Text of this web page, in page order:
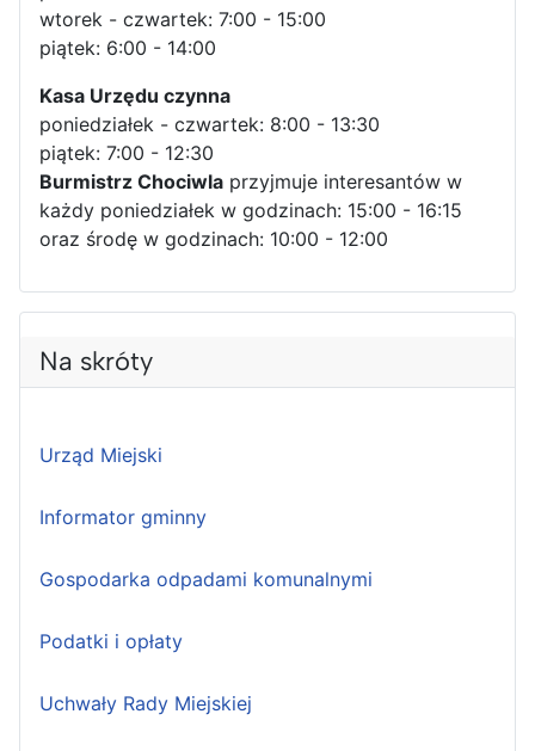
wtorek - czwartek: 7:00 - 15:00
piątek: 6:00 - 14:00
Kasa Urzędu czynna
poniedziałek - czwartek: 8:00 - 13:30
piątek: 7:00 - 12:30
Burmistrz Chociwla przyjmuje interesantów w
każdy poniedziałek w godzinach: 15:00 - 16:15
oraz środę w godzinach: 10:00 - 12:00
Na skróty
Urząd Miejski
Informator gminny
Gospodarka odpadami komunalnymi
Podatki i opłaty
Uchwały Rady Miejskiej